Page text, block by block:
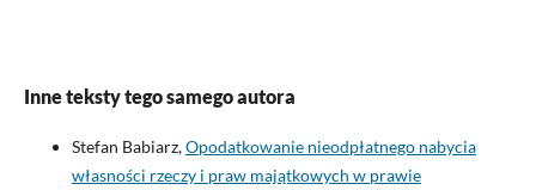
Inne teksty tego samego autora
Stefan Babiarz,Opodatkowanie nieodpłatnego nabycia
własności rzeczy i praw majątkowych w prawie